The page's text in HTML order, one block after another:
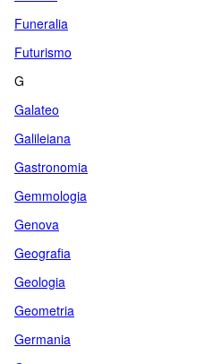
Funeralia
Futurismo
G
Galateo
Galileiana
Gastronomia
Gemmologia
Genova
Geografia
Geologia
Geometria
Germania